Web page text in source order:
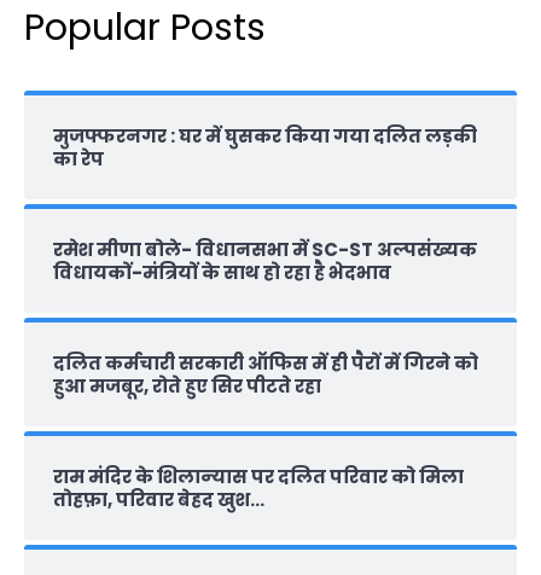
Popular Posts
मुजफ्फरनगर : घर में घुसकर किया गया दलित लड़की
का रेप
रमेश मीणा बोले- विधानसभा में SC-ST अल्पसंख्यक
विधायकों-मंत्रियों के साथ हो रहा है भेदभाव
दलित कर्मचारी सरकारी ऑफ‍िस में ही पैरों में गिरने को
हुआ मजबूर, रोते हुए सिर पीटते रहा
राम मंदिर के शिलान्‍यास पर दलित परिवार को मिला
तोहफ़ा, परिवार बेहद खुश…